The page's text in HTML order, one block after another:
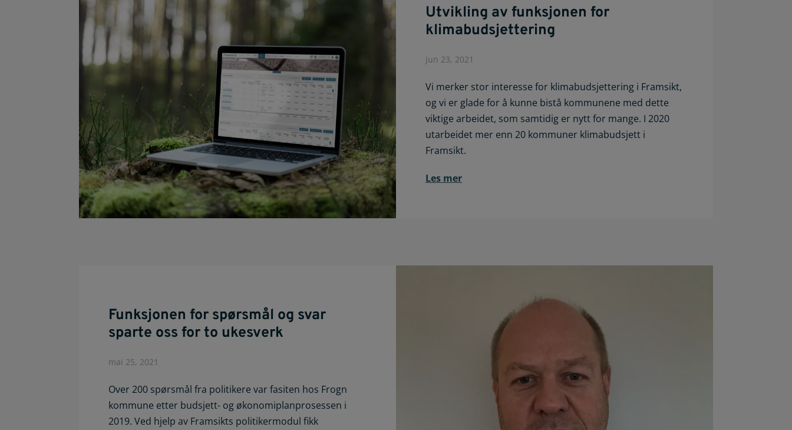
Utvikling av funksjonen for
klimabudsjettering
jun 23, 2021
Vi merker stor interesse for klimabudsjettering i Framsikt,
og vi er glade for å kunne bistå kommunene med dette
viktige arbeidet, som samtidig er nytt for mange. I 2020
utarbeidet mer enn 20 kommuner klimabudsjett i
Framsikt.
Les mer
Funksjonen for spørsmål og svar
sparte oss for to ukesverk
mai 25, 2021
Over 200 spørsmål fra politikere var fasiten hos Frogn
kommune etter budsjett- og økonomiplanprosessen i
2019. Ved hjelp av Framsikts politikermodul fikk